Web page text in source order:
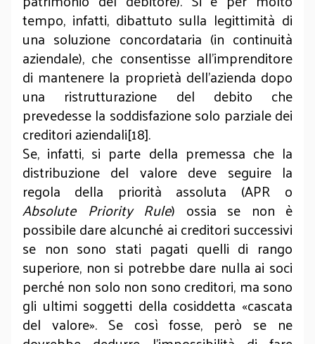
tempo, infatti, dibattuto sulla legittimità di
una soluzione concordataria (in continuità
aziendale), che consentisse all’imprenditore
di mantenere la proprietà dell’azienda dopo
una ristrutturazione del debito che
prevedesse la soddisfazione solo parziale dei
creditori aziendali[18].
Se, infatti, si parte della premessa che la
distribuzione del valore deve seguire la
regola della priorità assoluta (APR o
Absolute Priority Rule) ossia se non è
possibile dare alcunché ai creditori successivi
se non sono stati pagati quelli di rango
superiore, non si potrebbe dare nulla ai soci
perché non solo non sono creditori, ma sono
gli ultimi soggetti della cosiddetta «cascata
del valore». Se così fosse, però se ne